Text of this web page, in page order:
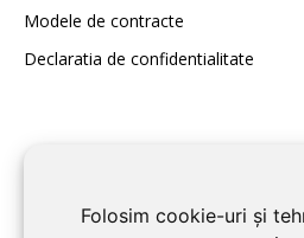
Folosim cookie-uri și
Modele de contracte
Declaratia de confidentialitate